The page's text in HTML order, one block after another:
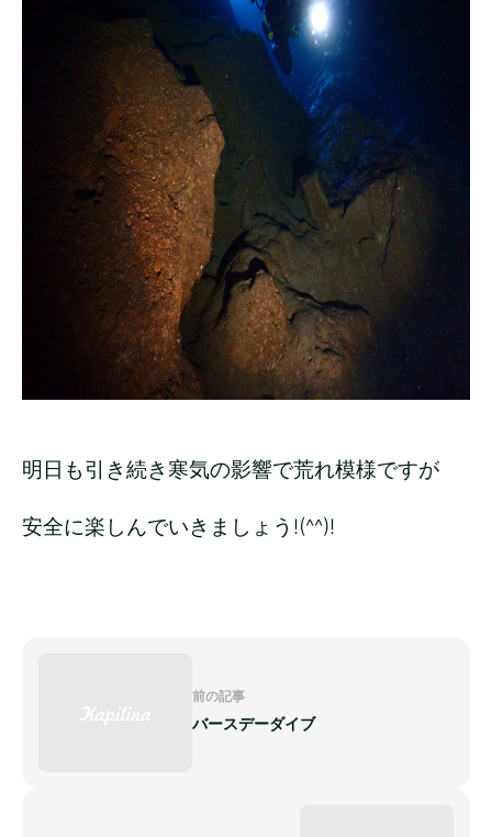
明日も引き続き寒気の影響で荒れ模様ですが
安全に楽しんでいきましょう!(^^)!
前の記事
バースデーダイブ